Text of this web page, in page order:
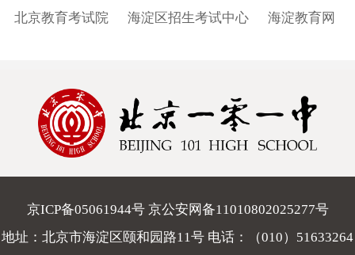
北京教育考试院 海淀区招生考试中心 海淀教育网
京ICP备05061944号 京公安网备11010802025277号
地址：北京市海淀区颐和园路11号 电话：
（010）51633264